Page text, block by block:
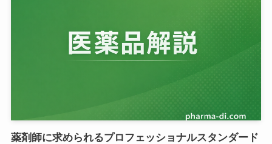
薬剤師に求められるプロフェッショナルスタンダード